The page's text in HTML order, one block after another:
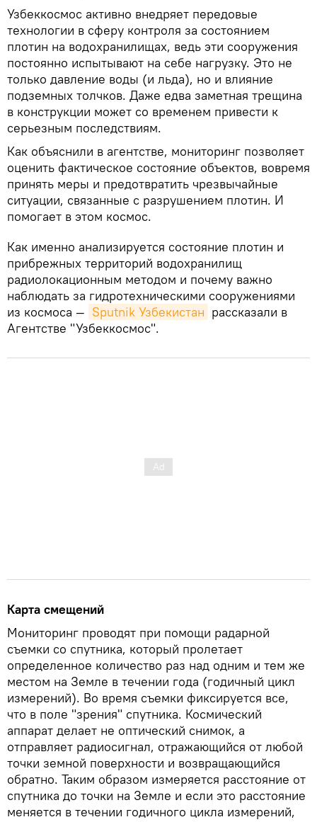
Узбеккосмос активно внедряет передовые
технологии в сферу контроля за состоянием
плотин на водохранилищах, ведь эти сооружения
постоянно испытывают на себе нагрузку. Это не
только давление воды (и льда), но и влияние
подземных толчков. Даже едва заметная трещина
в конструкции может со временем привести к
серьезным последствиям.
Как объяснили в агентстве, мониторинг позволяет
оценить фактическое состояние объектов, вовремя
принять меры и предотвратить чрезвычайные
ситуации, связанные с разрушением плотин. И
помогает в этом космос.
Как именно анализируется состояние плотин и
прибрежных территорий водохранилищ
радиолокационным методом и почему важно
наблюдать за гидротехническими сооружениями
из космоса — Sputnik Узбекистан рассказали в
Агентстве "Узбеккосмос".
Карта смещений
Мониторинг проводят при помощи радарной
съемки со спутника, который пролетает
определенное количество раз над одним и тем же
местом на Земле в течении года (годичный цикл
измерений). Во время съемки фиксируется все,
что в поле "зрения" спутника. Космический
аппарат делает не оптический снимок, а
отправляет радиосигнал, отражающийся от любой
точки земной поверхности и возвращающийся
обратно. Таким образом измеряется расстояние от
спутника до точки на Земле и если это расстояние
меняется в течении годичного цикла измерений,